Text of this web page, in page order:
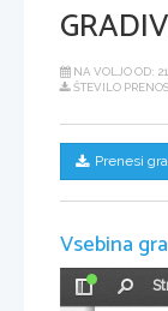
NA VOLJO OD:
ŠTEVILO
Prenesi
Vsebina
Preklopi